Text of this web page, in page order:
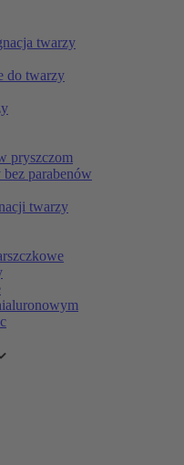
twarzy
do twarzy
pryszczom
parabenów
twarzy